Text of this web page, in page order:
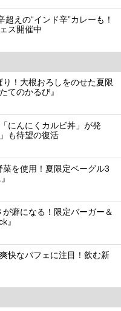
えの“インド辛”カレーも！
ス開催中
！大根おろしをのせた夏限
てのかるび』
にんにくカルビ丼」が発
も待望の復活
を使用！夏限定ベーグル3
癖になる！限定バーガー＆
』
快なパフェに注目！飲む新